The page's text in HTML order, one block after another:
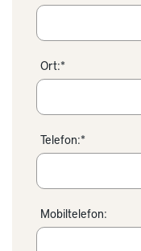
Ort:*
Telefon:*
Mobiltelefon: